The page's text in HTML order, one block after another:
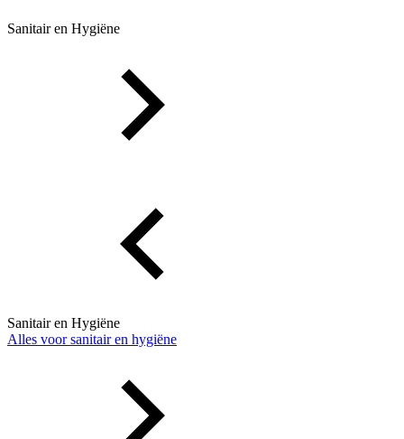
Sanitair en Hygiëne
Sanitair en Hygiëne
Alles voor sanitair en hygiëne